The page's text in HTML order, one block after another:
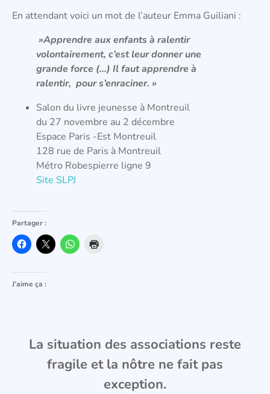
En attendant voici un mot de l’auteur Emma Guiliani :
»Apprendre aux enfants à ralentir
volontairement, c’est leur donner une
grande force (…) Il faut apprendre à
ralentir, pour s’enraciner. »
Salon du livre jeunesse à Montreuil
du 27 novembre au 2 décembre
Espace Paris -Est Montreuil
128 rue de Paris à Montreuil
Métro Robespierre ligne 9
Site SLPJ
Partager :
J’aime ça :
La situation des associations reste
fragile et la nôtre ne fait pas
exception.